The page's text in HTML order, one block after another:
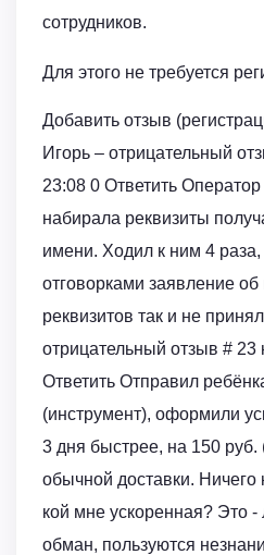
сотрудников.
Для этого не требуется
Добавить отзыв
Игорь – отрицательный
23:08 0 Ответить Оператор
набирала реквизиты
имени. Ходил к ним 4
отговорками заявление
реквизитов так и не
отрицательный отзыв #
Ответить Отправил
(инструмент), оформили
3 дня быстрее, на 150
обычной доставки.
кой мне ускоренная? Это -
обман, пользуются